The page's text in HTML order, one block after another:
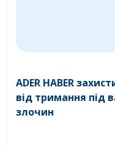
ADER HABER
від тримання під
злочин